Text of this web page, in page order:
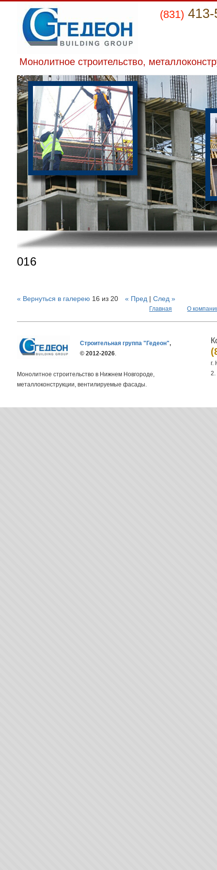
(831)
Монолитное строительство,
016
« Вернуться в галерею 16 из 20 « Пред | След »
Главная О
Строительная группа "Гедеон",
© 2012-2026.
Монолитное строительство в Нижнем Новгороде,
металлоконструкции, вентилируемые фасады.
г.
2.